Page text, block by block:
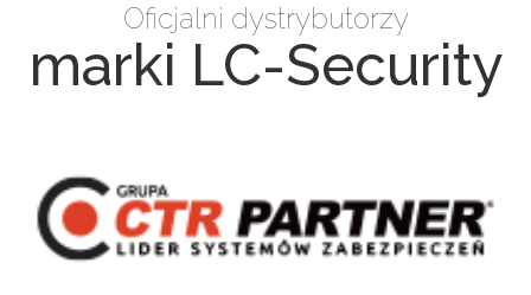
Oficjalni dystrybutorzy
marki LC-Security